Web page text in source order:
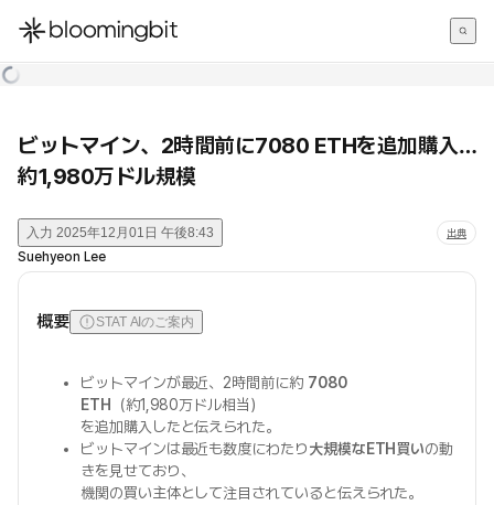
한국어
ビットマイン、2時間前に7080 ETHを追加購入…
約1,980万ドル規模
入力 2025年12月01日 午後8:43 出典
Suehyeon Lee
概要 STAT AIのご案内
ビットマインが最近、2時間前に約 7080
ETH
（約1,980万ドル相当）
を追加購入したと伝えられた。
ビットマインは最近も数度にわたり大規模なETH買いの動
きを見せており、
機関の買い主体として注目されていると伝えられた。